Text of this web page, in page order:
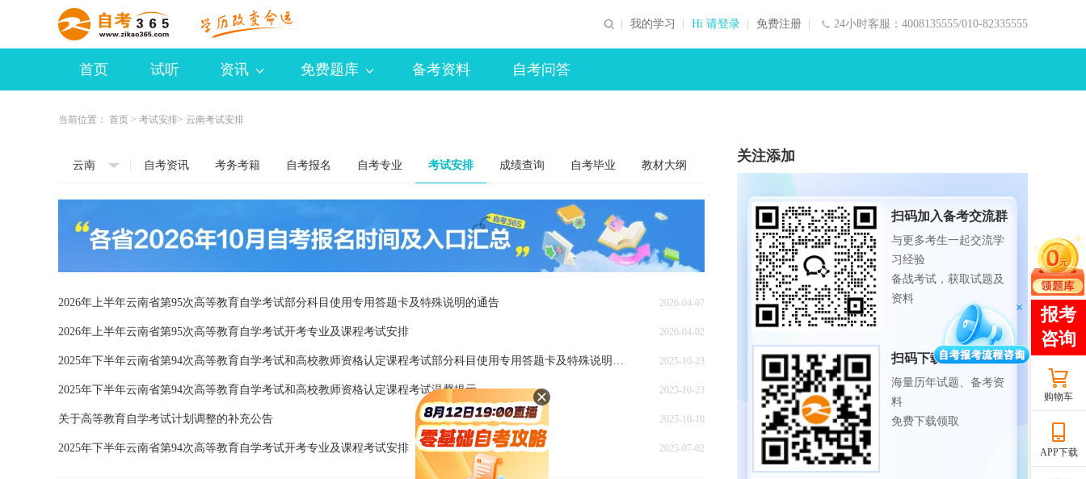
24小时客服：4008135555/010-82335555
我的学习 Hi 请登录 免费注册
首页 试听 资讯 免费题库 备考资料 自考问答
当前位置： 首页 > 考试安排> 云南考试安排
云南 自考资讯 考务考籍 自考报名 自考专业 考试安排 成绩查询 自考毕业 教材大纲
2026年上半年云南省第95次高等教育自学考试部分科目使用专用答题卡及特殊说明的通告 2026-04-07
2026年上半年云南省第95次高等教育自学考试开考专业及课程考试安排 2026-04-02
2025年下半年云南省第94次高等教育自学考试和高校教师资格认定课程考试部分科目使用专用答题卡及特殊说明的通告 2025-10-23
2025年下半年云南省第94次高等教育自学考试和高校教师资格认定课程考试温馨提示 2025-10-23
关于高等教育自学考试计划调整的补充公告 2025-10-10
2025年下半年云南省第94次高等教育自学考试开考专业及课程考试安排 2025-07-02
关注添加
扫码加入备考交流群
与更多考生一起交流学
习经验
备战考试，获取试题及
资料
扫码下载APP
海量历年试题、备考资
料
免费下载领取
购物车
APP下载